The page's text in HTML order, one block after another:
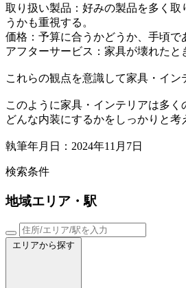
取り扱い製品：好みの製品を多く
うかも重視する。
価格：予算に合うかどうか、手頃で
アフターサービス：家具が壊れたと
これらの観点を意識して家具・イ
このように家具・インテリアは多
どんな内装にするかをしっかりと考
執筆年月日：2024年11月7日
検索条件
地域エリア・駅
エリアから探す